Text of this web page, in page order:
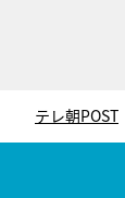
テレ朝POST